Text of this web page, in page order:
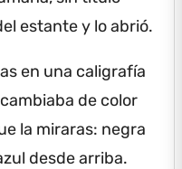
estante y lo abrió.
en una caligrafía
de color
la miraras: negra
desde arriba.